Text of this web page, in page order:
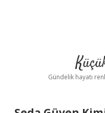
Gündelik hayatı